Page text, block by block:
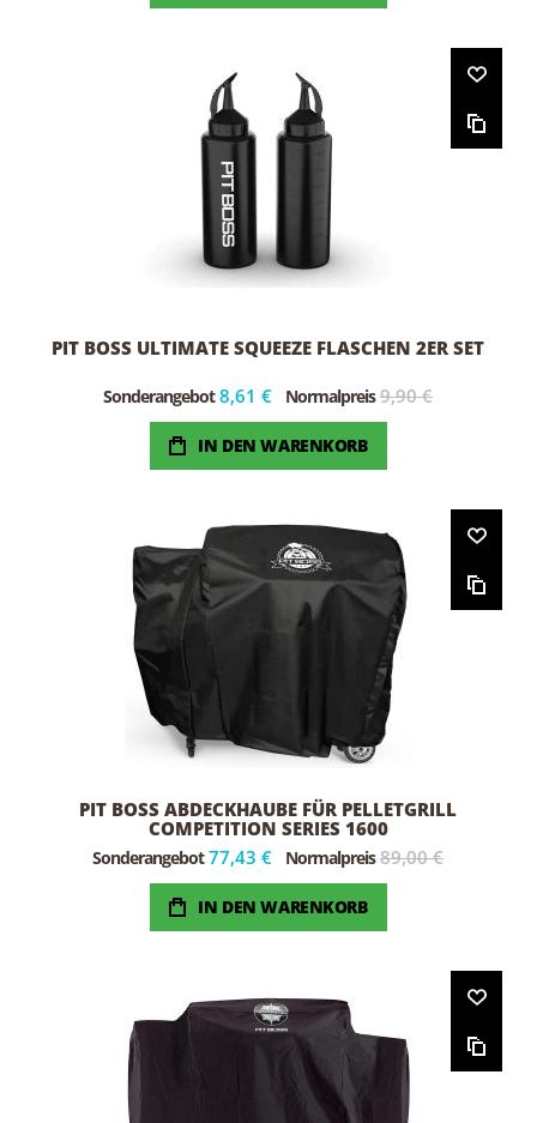
PIT BOSS ULTIMATE SQUEEZE FLASCHEN 2ER SET
Sonderangebot 8,61 € Normalpreis 9,90 €
IN DEN WARENKORB
PIT BOSS ABDECKHAUBE FÜR PELLETGRILL
COMPETITION SERIES 1600
Sonderangebot 77,43 € Normalpreis 89,00 €
IN DEN WARENKORB